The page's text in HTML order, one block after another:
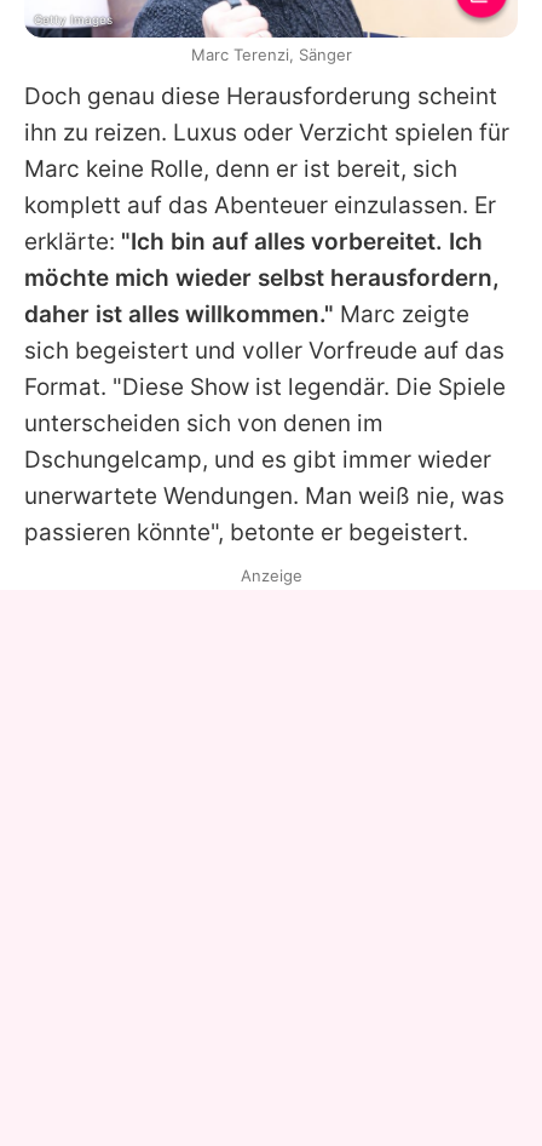
Doch genau diese Herausforderung scheint
ihn zu reizen. Luxus oder Verzicht spielen für
Marc keine Rolle, denn er ist bereit, sich
komplett auf das Abenteuer einzulassen. Er
erklärte: "Ich bin auf alles vorbereitet. Ich
möchte mich wieder selbst herausfordern,
daher ist alles willkommen." Marc zeigte
sich begeistert und voller Vorfreude auf das
Format. "Diese Show ist legendär. Die Spiele
unterscheiden sich von denen im
Dschungelcamp, und es gibt immer wieder
unerwartete Wendungen. Man weiß nie, was
passieren könnte", betonte er begeistert.
Getty Images
Marc Terenzi, Sänger
Anzeige